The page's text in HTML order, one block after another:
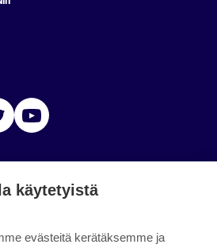
Twitter
käytetyistä
evästeitä kerätäksemme ja